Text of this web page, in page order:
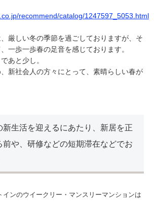
recommend/catalog/1247597_5053.html
厳しい冬の季節を過ごしておりますが、そ
一歩一歩春の足音を感じております。
あと少し。
新社会人の方々にとって、素晴らしい春が
新生活を迎えるにあたり、新居を正
前や、研修などの短期滞在などでお
インのウイークリー・マンスリーマンションは